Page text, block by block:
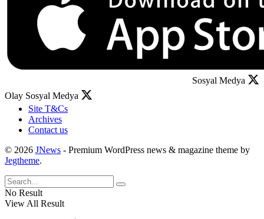
Sosyal Medya
Olay Sosyal Medya
Site T&Cs
Archives
Contact us
© 2026 JNews - Premium WordPress news & magazine theme by
Jegtheme.
No Result
View All Result